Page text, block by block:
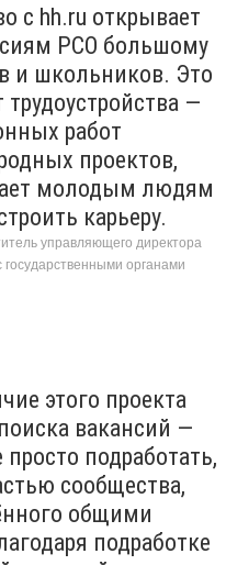
с hh.ru открывает
РСО большому
и школьников. Это
—
работ
проектов,
молодым людям
карьеру.
управляющего директора
органами
этого проекта
вакансий —
подработать,
сообщества,
общими
подработке